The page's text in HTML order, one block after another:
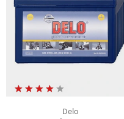
Delo